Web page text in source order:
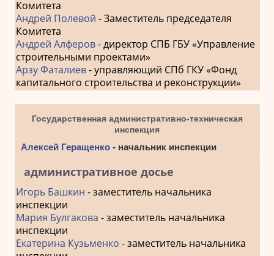
Комитета
Андрей Полевой - Заместитель председателя
Комитета
Андрей Алферов- директор СПБ ГБУ «Управление
строительными проектами»
Арзу Фаталиев- управляющий СПб ГКУ «Фонд
капитального строительства и реконструкции»
Государственная административно-техническая
инспекция
Алексей Геращенко- начальник инспекции
административное досье
Игорь Башкин - заместитель начальника
инспекции
Мария Булгакова - заместитель начальника
инспекции
Екатерина Кузьменко - заместитель начальника